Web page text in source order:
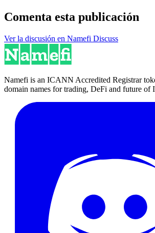
Comenta esta publicación
Ver la discusión en Namefi Discuss
Namefi is an ICANN Accredited Registrar
domain names for trading, DeFi and future of